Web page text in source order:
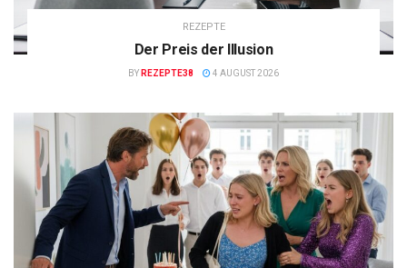
REZEPTE
Der Preis der Illusion
BY REZEPTE38 4 AUGUST 2026